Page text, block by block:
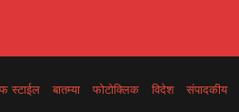
स्टाईल बातम्या फोटोक्लिक विदेश संपादकीय